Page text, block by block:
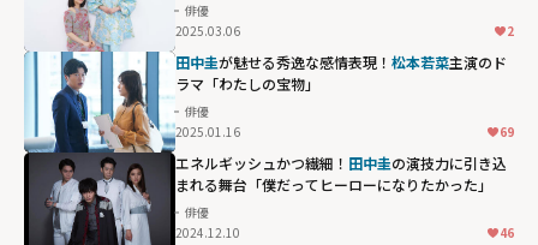
俳優
2025.03.06
2
田中圭が魅せる秀逸な感情表現！ 松本若菜主演のド
ラマ「わたしの宝物」
俳優
2025.01.16
69
エネルギッシュかつ繊細！ 田中圭の演技力に引き込
まれる舞台「僕だってヒーローになりたかった」
俳優
2024.12.10
46